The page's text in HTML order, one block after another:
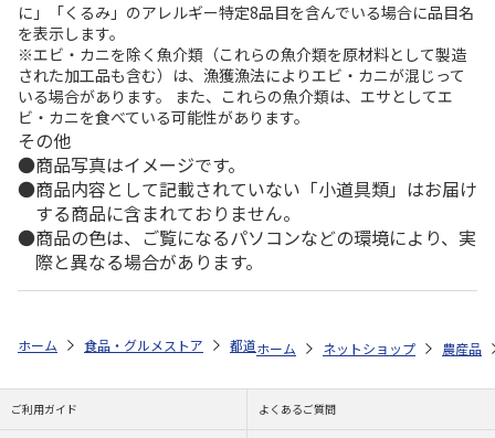
に」「くるみ」のアレルギー特定8品目を含んでいる場合に品目名
を表示します。
※エビ・カニを除く魚介類（これらの魚介類を原材料として製造
された加工品も含む）は、漁獲漁法によりエビ・カニが混じって
いる場合があります。 また、これらの魚介類は、エサとしてエ
ビ・カニを食べている可能性があります。
その他
商品写真はイメージです。
商品内容として記載されていない「小道具類」はお届け
する商品に含まれておりません。
商品の色は、ご覧になるパソコンなどの環境により、実
際と異なる場合があります。
ホーム 食品・グルメストア 都道府県から探す 熊本県 小玉すい
ホーム ネットショップ 農産品
ご利用ガイド よくあるご質問